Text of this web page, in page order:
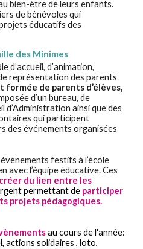
bien-être de leurs enfants.
de bénévoles qui
éducatifs des
des Minimes
d’accueil, d’animation,
représentation des parents
formée de parents d’élèves,
d’un bureau, de
d’Administration ainsi que des
qui participent
des événements organisées
festifs à l’école
avec l’équipe éducative. Ces
créer du lien entre les
permettant de participer
projets pédagogiques.
au cours de l'année:
actions solidaires , loto,